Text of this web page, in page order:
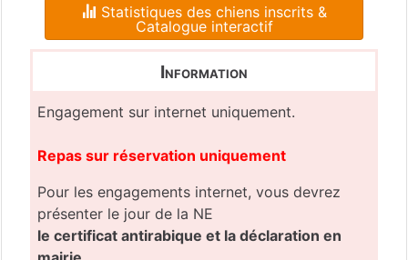
Statistiques des chiens inscrits &
Catalogue interactif
Information
Engagement sur internet uniquement.
Repas sur réservation uniquement
Pour les engagements internet, vous devrez
présenter le jour de la NE
le certificat antirabique et la déclaration en